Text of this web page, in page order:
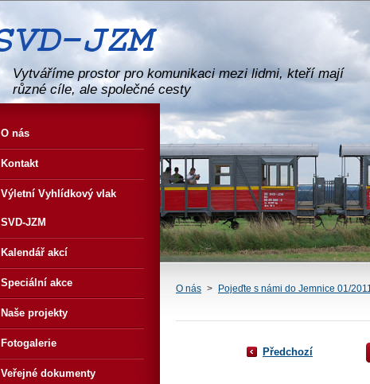
Vytváříme prostor pro komunikaci mezi lidmi, kteří mají
různé cíle, ale společné cesty
O nás > Pojeďte s námi do Jemnice 01/2011
Předchozí
O nás
Kontakt
Výletní Vyhlídkový vlak
SVD-JZM
Kalendář akcí
Speciální akce
Naše projekty
Fotogalerie
Veřejné dokumenty